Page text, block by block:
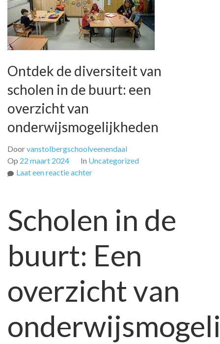
Ontdek de diversiteit van
scholen in de buurt: een
overzicht van
onderwijsmogelijkheden
Doorvanstolbergschoolveenendaal
Op 22 maart 2024 In Uncategorized
Laat een reactie achterop
diversiteit
van
scholen
de
buurt:
een
overzicht
van
onderwijsmogelijkheden
Scholen in de
buurt: Een
overzicht van